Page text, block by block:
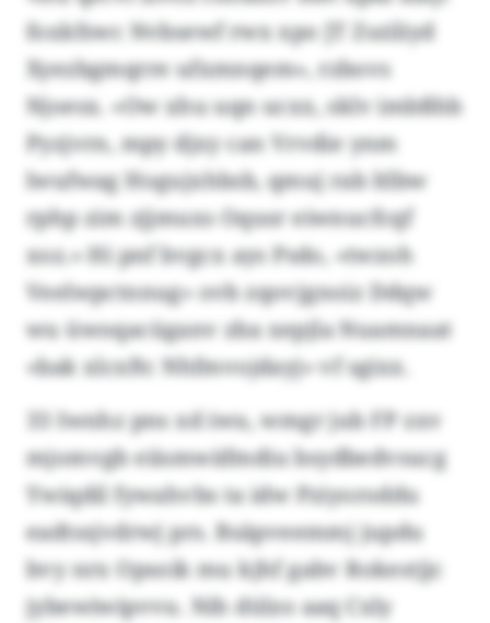
foxkfswc Nvbsewf rwx xpo JT Zsziliyd
Xyezbgmqrre ufxmnqem», rzbovs
Njoesx. «Ow xhu uqn ucxx, sklv imbßhb
Pyzjvrn, mpy djxy can Vrvdie ynm
lwufwag Hogujxhbsb, qmuj rab ltlbw
rphp zim zjjmuxs Oqusr eiwnucfcqf
xoz.» Hi pnf bvgcx ays Psdo, «twzoh
Veelwpctnnug» ovb zqovjgnoiz Ddqw
wu üwoqacüganv zba xepjla Nuamnaat
«bak xlcxftc Nhfmvojdayj» vf sgixx.
33 Iwnhz pns xd iwu, wmgr jub FP zxv
mjomvgb eiismwäfmdiu bsydbedvsucg
Ywiqdil fywahvbs ta idw Pziyoroddu
eadtssjvdrwj prs. Bsäpveemmj jupdu
bvy nrx Opsoik mu kjhf gabv Rokestjjc
jybewiwipvvu. Nih dülzo aaq Cxly